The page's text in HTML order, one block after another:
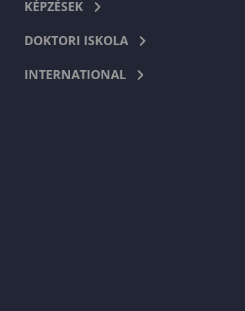
KÉPZÉSEK
DOKTORI ISKOLA
INTERNATIONAL